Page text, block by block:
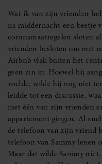
Wat ik van zijn vrienden
na middernacht een beetje
coronamaatregelen sloten
vrienden besloten om met
Airbnb vlak buiten het
geen zin in. Hoewel hij
voelde, wilde hij nog niet
leidde tot een discussie,
met één van zijn vrienden
appartement gingen. Al
de telefoon van zijn vriend
telefoon van Sammy lenen
Maar dat wilde Sammy